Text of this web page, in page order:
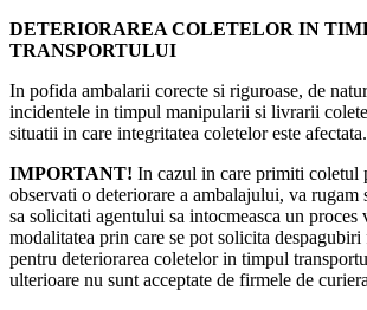
DETERIORAREA COLETELOR IN
TRANSPORTULUI
In pofida ambalarii corecte si riguroase, de
incidentele in timpul manipularii si livrarii
situatii in care integritatea coletelor este afectata.
IMPORTANT! In cazul in care primiti coletul
observati o deteriorare a ambalajului, va rugam
sa solicitati agentului sa intocmeasca un proces
modalitatea prin care se pot solicita
pentru deteriorarea coletelor in timpul
ulterioare nu sunt acceptate de firmele de